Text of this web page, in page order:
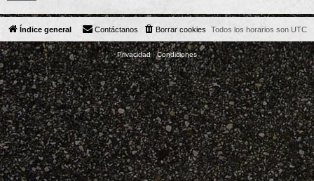
Índice general Todos los horarios son UTC
Borrar cookies
Contáctanos
Privacidad|Condiciones